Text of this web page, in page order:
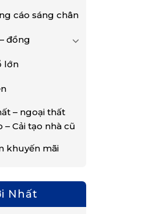
cáo sáng chân
đồng
lớn
– ngoại thất
Cải tạo nhà cũ
khuyến mãi
Nhất